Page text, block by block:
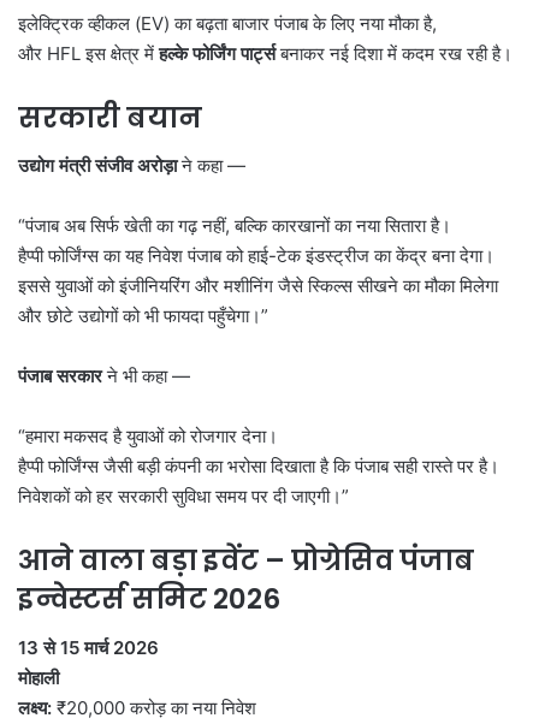
इलेक्ट्रिक व्हीकल (EV) का बढ़ता बाजार पंजाब के लिए नया मौका है,
और HFL इस क्षेत्र मेंहल्के फोर्जिंग पार्ट्सबनाकर नई दिशा में कदम रख रही है।
सरकारी बयान
उद्योग मंत्री संजीव अरोड़ाने कहा —
“पंजाब अब सिर्फ खेती का गढ़ नहीं, बल्कि कारखानों का नया सितारा है।
हैप्पी फोर्जिंग्स का यह निवेश पंजाब को हाई-टेक इंडस्ट्रीज का केंद्र बना देगा।
इससे युवाओं को इंजीनियरिंग और मशीनिंग जैसे स्किल्स सीखने का मौका मिलेगा
और छोटे उद्योगों को भी फायदा पहुँचेगा।”
पंजाब सरकारने भी कहा —
“हमारा मकसद है युवाओं को रोजगार देना।
हैप्पी फोर्जिंग्स जैसी बड़ी कंपनी का भरोसा दिखाता है कि पंजाब सही रास्ते पर है।
निवेशकों को हर सरकारी सुविधा समय पर दी जाएगी।”
आने वाला बड़ा इवेंट – प्रोग्रेसिव पंजाब
इन्वेस्टर्स समिट2026
13से 15मार्च 2026
मोहाली
लक्ष्य: ₹20,000 करोड़ का नया निवेश